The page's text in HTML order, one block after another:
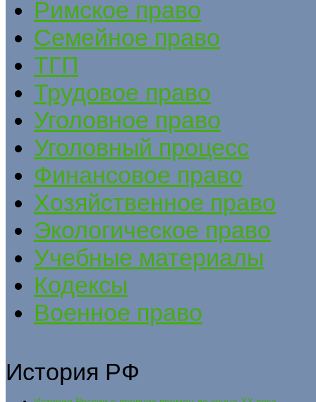
Римское право
Семейное право
ТГП
Трудовое право
Уголовное право
Уголовный процесс
Финансовое право
Хозяйственное право
Экологическое право
Учебные материалы
Кодексы
Военное право
История РФ